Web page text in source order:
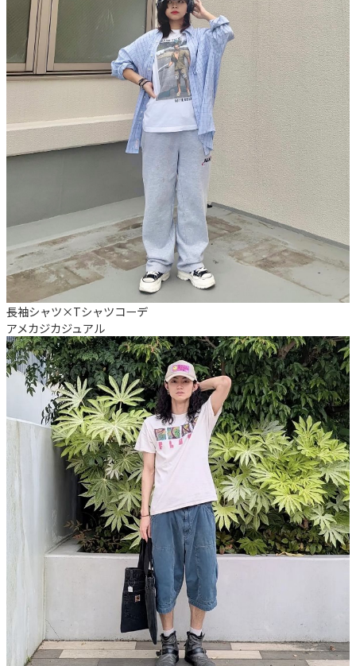
長袖シャツ×Tシャツコーデ
アメカジカジュアル